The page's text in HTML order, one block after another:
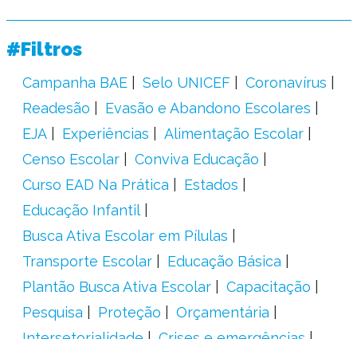
#Filtros
Campanha BAE Selo UNICEF
Coronavírus
Readesão
Evasão e Abandono Escolares
EJA
Experiências
Alimentação Escolar
Censo Escolar
Conviva Educação
Curso EAD Na Prática
Estados
Educação Infantil
Busca Ativa Escolar em Pílulas
Transporte Escolar
Educação Básica
Plantão Busca Ativa Escolar
Capacitação
Pesquisa
Proteção
Orçamentária